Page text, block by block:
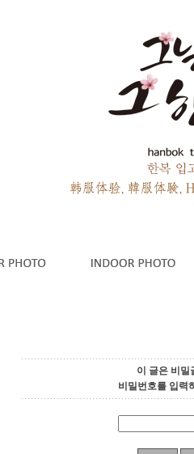
이 글은 비밀
비밀번호를 입력